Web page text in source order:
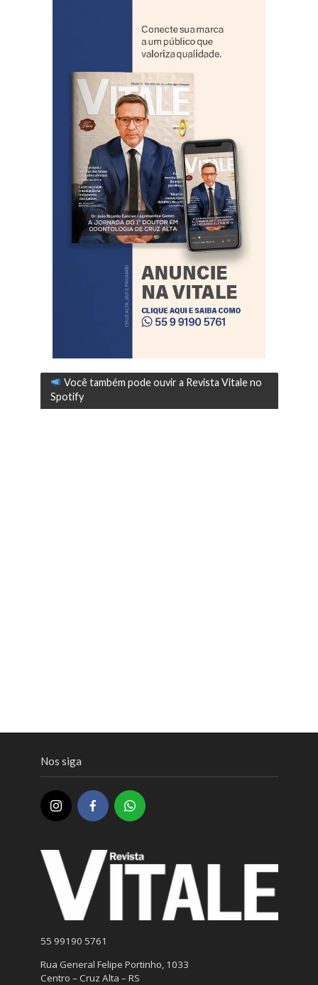
Você também pode ouvir a Revista Vitale no
Spotify
Nos siga
55 99190 5761
Rua General Felipe Portinho, 1033
Centro – Cruz Alta – RS